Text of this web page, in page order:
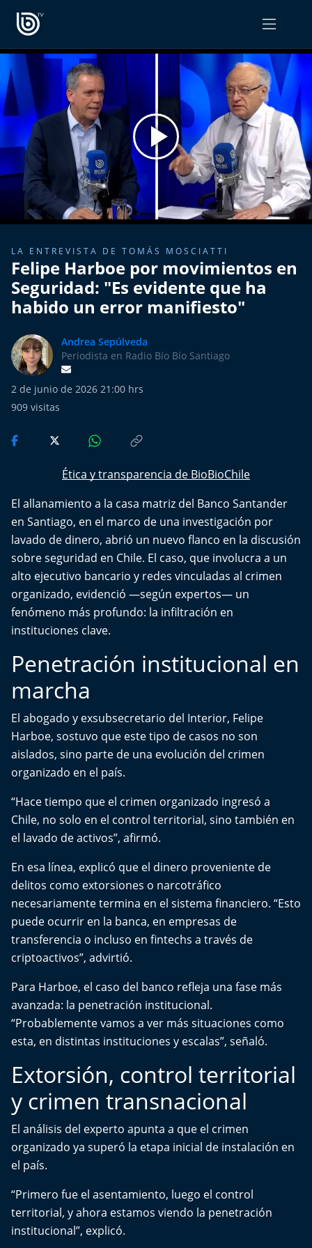
PROGRAMAS
Radiograma
Expreso Bío Bío
Podría Ser Peor
La Entrevista de Tomás Mosciatti
Entrevistas BioBioTV
Comentarios de Tomás Mosciatti
Más de Ti Podcast
Realizadores
Retropop
Tu Mereces Ser Feliz
Efemérides
Cultura y Espectáculos
Del Fin del Mundo
Deportes
Conexión Digital
La Ruta del Pulsar
Psicología Abierta
Impacto Tecnológico
Sesiones Dieciocheras
Expreso PM
Conecta Vida
El Mejor País de Chile
Bío Bío en Ruta
Especiales
Chiche cuadra y su parrilla
Agenda Propia
Chile, Historia de 30 años
Carrera a La Moneda
OPINIÓN
PODCAST RADIOGRAMA
LA ENTREVISTA DE TOMÁS MOSCIATTI
Felipe Harboe por movimientos en
Seguridad: "Es evidente que ha
habido un error manifiesto"
Andrea Sepúlveda
Periodista en Radio Bío Bío Santiago
2 de junio de 2026 21:00 hrs
909 visitas
Ética y transparencia de BioBioChile
El allanamiento a la casa matriz del Banco Santander
en Santiago, en el marco de una investigación por
lavado de dinero, abrió un nuevo flanco en la discusión
sobre seguridad en Chile. El caso, que involucra a un
alto ejecutivo bancario y redes vinculadas al crimen
organizado, evidenció —según expertos— un
fenómeno más profundo: la infiltración en
instituciones clave.
Penetración institucional en
marcha
El abogado y exsubsecretario del Interior, Felipe
Harboe, sostuvo que este tipo de casos no son
aislados, sino parte de una evolución del crimen
organizado en el país.
“Hace tiempo que el crimen organizado ingresó a
Chile, no solo en el control territorial, sino también en
el lavado de activos”, afirmó.
En esa línea, explicó que el dinero proveniente de
delitos como extorsiones o narcotráfico
necesariamente termina en el sistema financiero. “Esto
puede ocurrir en la banca, en empresas de
transferencia o incluso en fintechs a través de
criptoactivos”, advirtió.
Para Harboe, el caso del banco refleja una fase más
avanzada: la penetración institucional.
“Probablemente vamos a ver más situaciones como
esta, en distintas instituciones y escalas”, señaló.
Extorsión, control territorial
y crimen transnacional
El análisis del experto apunta a que el crimen
organizado ya superó la etapa inicial de instalación en
el país.
“Primero fue el asentamiento, luego el control
territorial, y ahora estamos viendo la penetración
institucional”, explicó.